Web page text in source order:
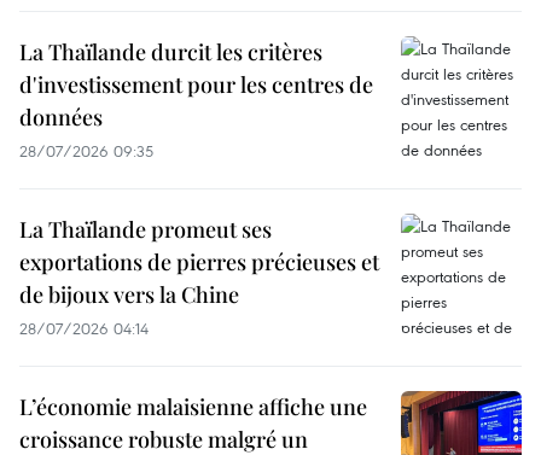
La Thaïlande durcit les critères
d'investissement pour les centres de
données
28/07/2026 09:35
La Thaïlande promeut ses
exportations de pierres précieuses et
de bijoux vers la Chine
28/07/2026 04:14
L’économie malaisienne affiche une
croissance robuste malgré un